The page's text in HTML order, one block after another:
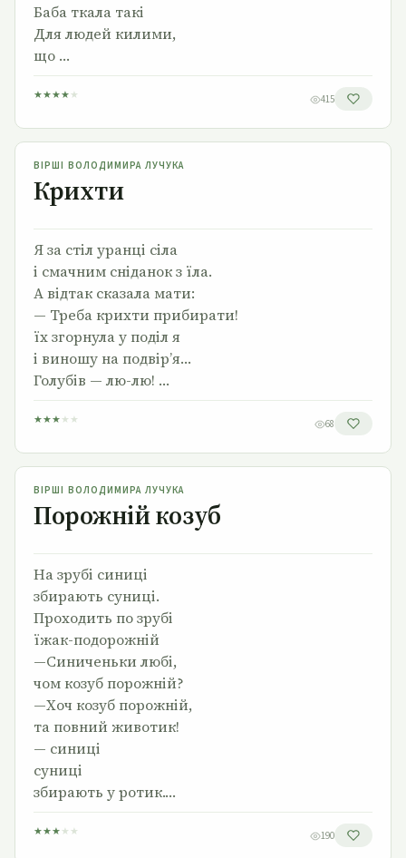
Баба ткала такі
Для людей килими,
що …
★★★★ ★ 415
Крихти
ВІРШІ ВОЛОДИМИРА ЛУЧУКА
Крихти
Я за стіл уранці сіла
і смачним сніданок з їла.
А відтак сказала мати:
— Треба крихти прибирати!
їх згорнула у поділ я
і виношу на подвір’я…
Голубів — лю-лю! …
★★★ ★ ★ 68
Порожній козуб
ВІРШІ ВОЛОДИМИРА ЛУЧУКА
Порожній козуб
На зрубі синиці
збирають суниці.
Проходить по зрубі
їжак-подорожній
—Синиченьки любі,
чом козуб порожній?
—Хоч козуб порожній,
та повний животик!
— синиці
суниці
збирають у ротик.…
★★★ ★ ★ 190